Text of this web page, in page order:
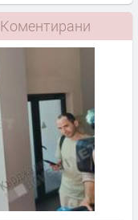
Коментирани